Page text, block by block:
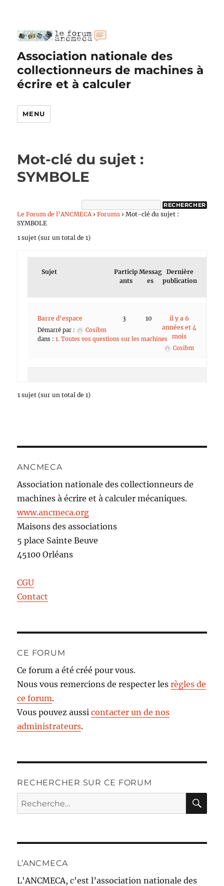
Association nationale des
collectionneurs de machines à
écrire et à calculer
MENU
Mot-clé du sujet :
SYMBOLE
Le Forum de l’ANCMECA › Forums › Mot-clé du sujet :
SYMBOLE
1 sujet (sur un total de 1)
Sujet
Particip
ants
Messag
es
Dernière
publication
Barre d’espace
Démarré par :
Cosibm
dans :1. Toutes vos questions sur les machines
3 10
il y a 6
années et 4
mois
Cosibm
1 sujet (sur un total de 1)
ANCMECA
Association nationale des collectionneurs de
machines à écrire et à calculer mécaniques.
www.ancmeca.org
Maisons des associations
5 place Sainte Beuve
45100 Orléans
CGU
Contact
CE FORUM
Ce forum a été créé pour vous.
Nous vous remercions de respecter lesrègles de
ce forum.
Vous pouvez aussicontacter un de nos
administrateurs.
RECHERCHER SUR CE FORUM
Recherche
pour :
L’ANCMECA
L'ANCMECA, c'est l’association nationale des